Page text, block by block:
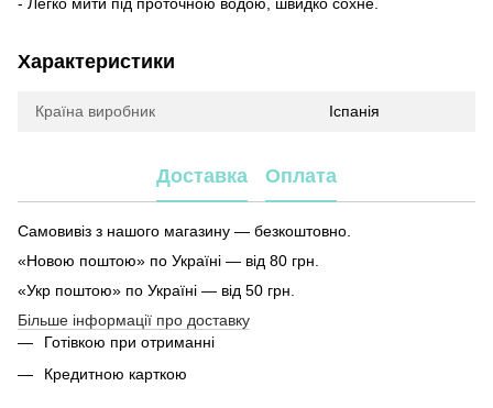
- Легко мити під проточною водою, швидко сохне.
Характеристики
Країна виробник Іспанія
Доставка Оплата
Самовивіз з нашого магазину — безкоштовно.
«Новою поштою» по Україні — від 80 грн.
«Укр поштою» по Україні — від 50 грн.
Більше інформації про доставку
Готівкою при отриманні
Кредитною карткою